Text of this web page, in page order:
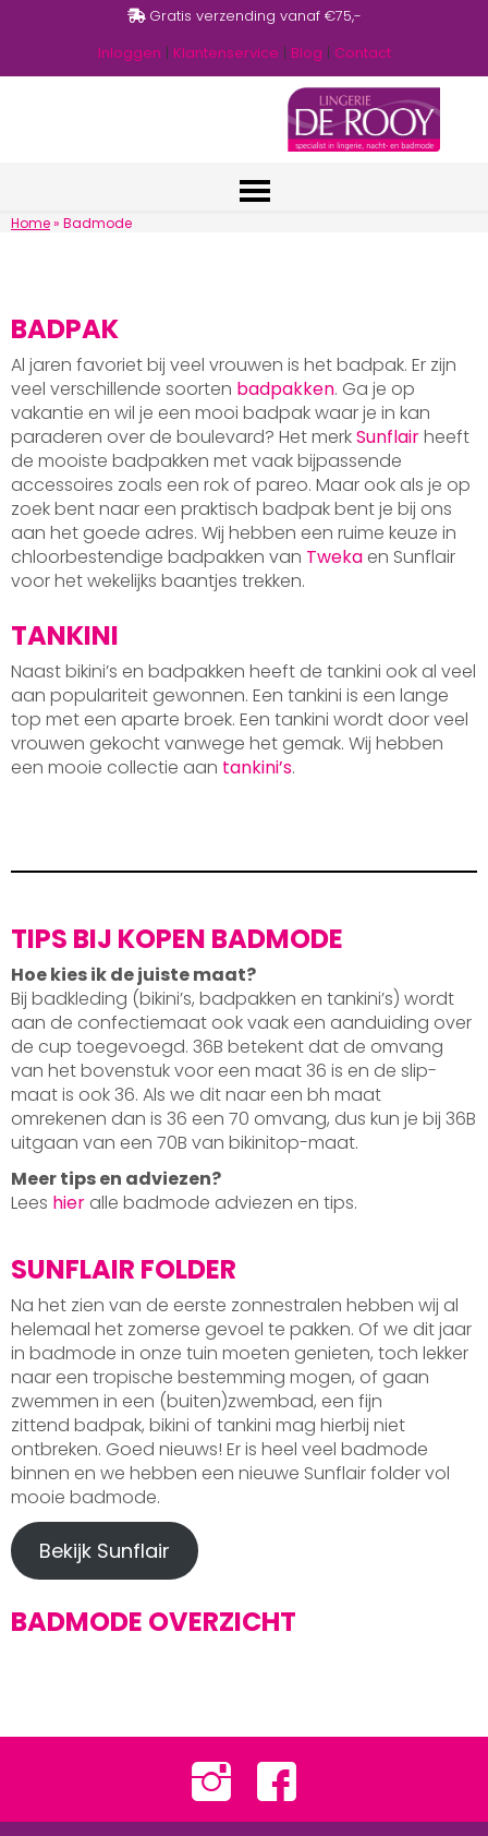
Gratis verzending vanaf €75,-
Inloggen | Klantenservice | Blog | Contact
Home» Badmode
BADPAK
Al jaren favoriet bij veel vrouwen is het badpak. Er zijn
veel verschillende soorten badpakken. Ga je op
vakantie en wil je een mooi badpak waar je in kan
paraderen over de boulevard? Het merkSunflairheeft
de mooiste badpakken met vaak bijpassende
accessoires zoals een rok of pareo. Maar ook als je op
zoek bent naar een praktisch badpak bent je bij ons
aan het goede adres. Wij hebben een ruime keuze in
chloorbestendige badpakken van Tweka en Sunflair
voor het wekelijks baantjes trekken.
TANKINI
Naast bikini’s en badpakken heeft de tankini ook al veel
aan populariteit gewonnen. Een tankini is een lange
top met een aparte broek. Een tankini wordt door veel
vrouwen gekocht vanwege het gemak. Wij hebben
een mooie collectie aan tankini’s.
TIPS BIJ KOPEN BADMODE
Hoe kies ik de juiste maat?
Bij badkleding (bikini’s, badpakken en tankini’s) wordt
aan de confectiemaat ook vaak een aanduiding over
de cup toegevoegd. 36B betekent dat de omvang
van het bovenstuk voor een maat 36 is en de slip-
maat is ook 36. Als we dit naar een bh maat
omrekenen dan is 36 een 70 omvang, dus kun je bij 36B
uitgaan van een 70B van bikinitop-maat.
Meer tips en adviezen?
Lees hier alle badmode adviezen en tips.
SUNFLAIR FOLDER
Na het zien van de eerste zonnestralen hebben wij al
helemaal het zomerse gevoel te pakken. Of we dit jaar
in badmode in onze tuin moeten genieten, toch lekker
naar een tropische bestemming mogen, of gaan
zwemmen in een (buiten)zwembad, een fijn
zittend badpak, bikini of tankini mag hierbij niet
ontbreken. Goed nieuws! Er is heel veel badmode
binnen en we hebben een nieuwe Sunflair folder vol
mooie badmode.
Bekijk Sunflair
BADMODE OVERZICHT